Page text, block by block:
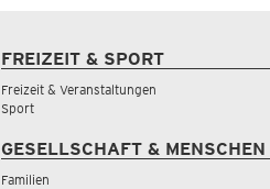
FREIZEIT & SPORT
Freizeit & Veranstaltungen
Sport
GESELLSCHAFT & MENSCHEN
Familien